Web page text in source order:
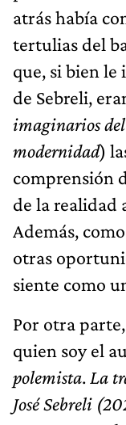
atrás había
tertulias del
que, si bien le
de Sebreli,
imaginarios
modernidad)
comprensión
de la realidad
Además,
otras
siente como
Por otra
quien soy el
polemista. La
José Sebreli